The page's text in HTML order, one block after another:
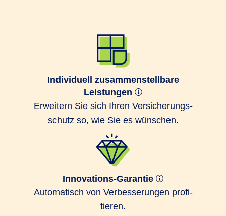
Individuell zusammenstellbare
Leistungen
Erweitern Sie sich Ihren Ver­sicherungs­
schutz so, wie Sie es wünschen.
Innovations-Garantie
Auto­matisch von Ver­bes­serungen profi­
tieren.